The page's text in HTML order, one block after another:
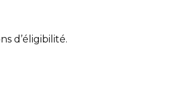
d’éligibilité.